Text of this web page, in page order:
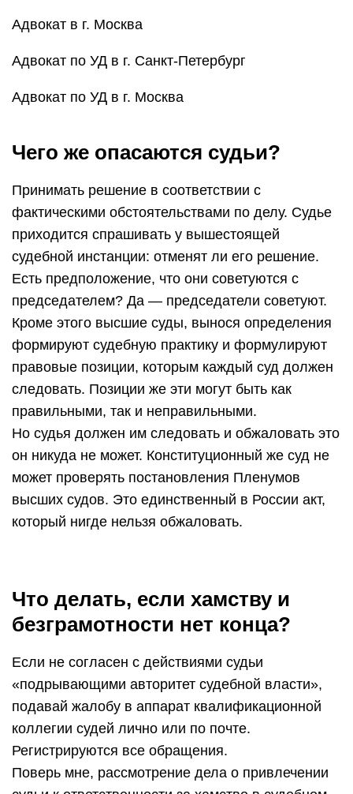
Адвокат в г. Москва
Адвокат по УД в г. Санкт-Петербург
Адвокат по УД в г. Москва
Чего же опасаются судьи?
Принимать решение в соответствии с
фактическими обстоятельствами по делу. Судье
приходится спрашивать у вышестоящей
судебной инстанции: отменят ли его решение.
Есть предположение, что они советуются с
председателем? Да — председатели советуют.
Кроме этого высшие суды, вынося определения
формируют судебную практику и формулируют
правовые позиции, которым каждый суд должен
следовать. Позиции же эти могут быть как
правильными, так и неправильными.
Но судья должен им следовать и обжаловать это
он никуда не может. Конституционный же суд не
может проверять постановления Пленумов
высших судов. Это единственный в России акт,
который нигде нельзя обжаловать.
Что делать, если хамству и
безграмотности нет конца?
Если не согласен с действиями судьи
«подрывающими авторитет судебной власти»,
подавай жалобу в аппарат квалификационной
коллегии судей лично или по почте.
Регистрируются все обращения.
Поверь мне, рассмотрение дела о привлечении